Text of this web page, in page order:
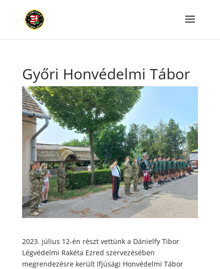
Győri Honvédelmi Tábor
2023. július 12-én részt vettünk a Dánielfy Tibor
Légvédelmi Rakéta Ezred szervezésében
megrendezésre került Ifjúsági Honvédelmi Tábor